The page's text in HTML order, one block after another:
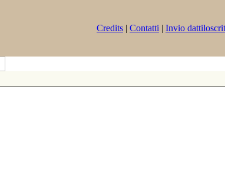
Credits | Contatti | Invio